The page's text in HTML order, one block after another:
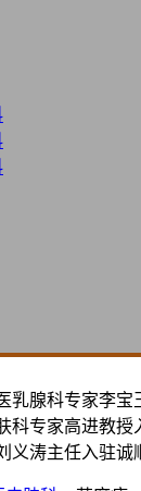
乳腺科专家李宝
科专家高进教授
义涛主任入驻诚